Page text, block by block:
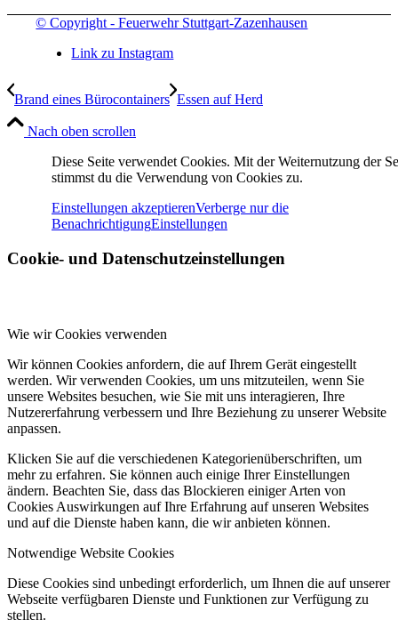
© Copyright - Feuerwehr Stuttgart-Zazenhausen
Link zu Instagram
Brand eines Bürocontainers Essen auf Herd
Nach oben scrollen
Diese Seite verwendet Cookies. Mit der Weiternutzung der
stimmst du die Verwendung von Cookies zu.
Einstellungen akzeptierenVerberge nur die
BenachrichtigungEinstellungen
Cookie- und Datenschutzeinstellungen
Wie wir Cookies verwenden
Wir können Cookies anfordern, die auf Ihrem Gerät eingestellt
werden. Wir verwenden Cookies, um uns mitzuteilen, wenn Sie
unsere Websites besuchen, wie Sie mit uns interagieren, Ihre
Nutzererfahrung verbessern und Ihre Beziehung zu unserer Website
anpassen.
Klicken Sie auf die verschiedenen Kategorienüberschriften, um
mehr zu erfahren. Sie können auch einige Ihrer Einstellungen
ändern. Beachten Sie, dass das Blockieren einiger Arten von
Cookies Auswirkungen auf Ihre Erfahrung auf unseren Websites
und auf die Dienste haben kann, die wir anbieten können.
Notwendige Website Cookies
Diese Cookies sind unbedingt erforderlich, um Ihnen die auf unserer
Webseite verfügbaren Dienste und Funktionen zur Verfügung zu
stellen.